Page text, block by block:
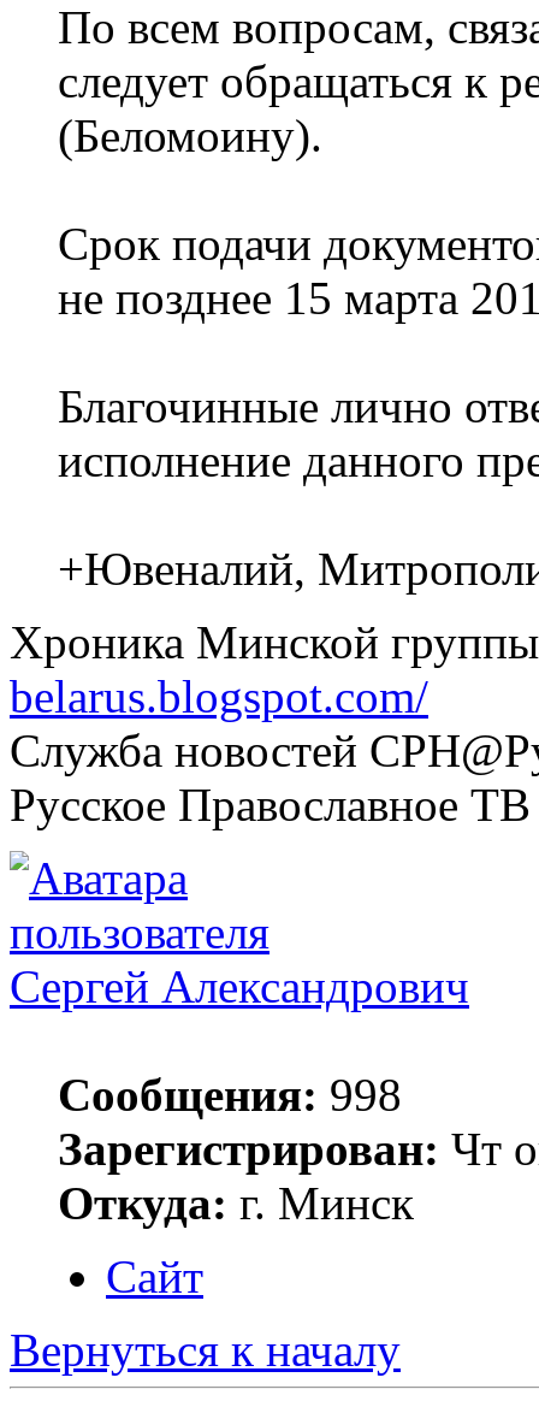
По всем вопросам,
следует обращаться к
(Беломоину).
Срок подачи
не позднее 15 марта
Благочинные лично
исполнение данного
+Ювеналий,
Хроника Минской
belarus.blogspot.com/
Служба новостей
Русское Православное
Сергей Александрович
Сообщения: 998
Зарегистрирован: Чт
Откуда: г. Минск
Сайт
Вернуться к началу